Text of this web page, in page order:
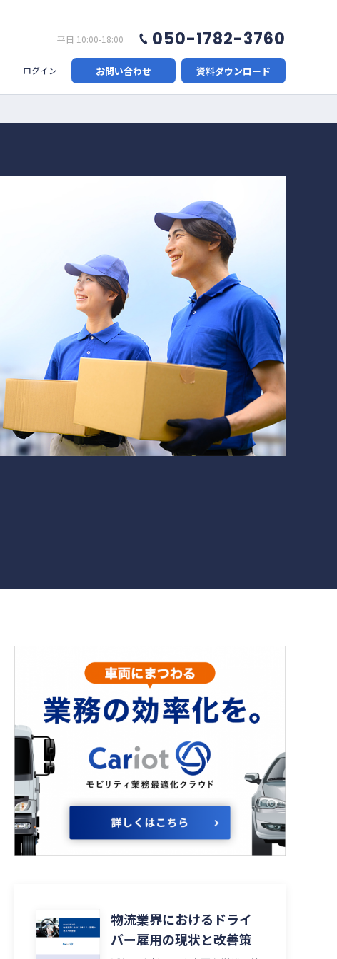
平日 10:00-18:00 050-1782-3760
ログイン お問い合わせ 資料ダウンロード
物流業界におけるドライ
バー雇用の現状と改善策